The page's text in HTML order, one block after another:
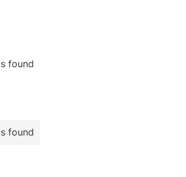
found.
found.